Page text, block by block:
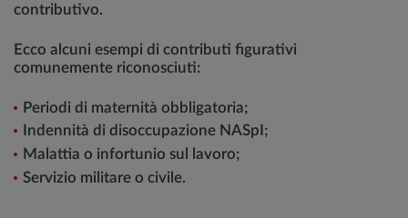
contributivo.
Ecco alcuni esempi di contributi figurativi
comunemente riconosciuti:
Periodi di maternità obbligatoria;
Indennità di disoccupazione NASpI;
Malattia o infortunio sul lavoro;
Servizio militare o civile.